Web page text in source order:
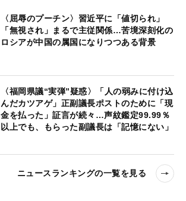
〈屈辱のプーチン〉習近平に「値切られ」
「無視され」まるで主従関係…苦境深刻化の
ロシアが中国の属国になりつつある背景
〈福岡県議“実弾”疑惑〉「人の弱みに付け込
んだカツアゲ」正副議長ポストのために「現
金を払った」証言が続々…声紋鑑定99.99％
以上でも、もらった副議長は「記憶にない」
ニュースランキングの一覧を見る